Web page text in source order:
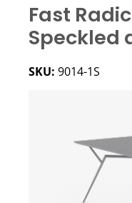
Fast
Speckled
SKU: 9014-1S